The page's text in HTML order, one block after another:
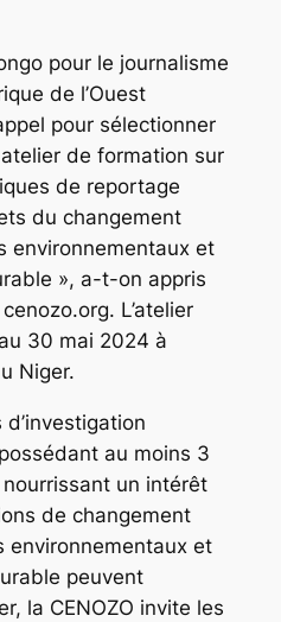
pour le journalisme
de l’Ouest
pour sélectionner
de formation sur
de reportage
du changement
environnementaux et
», a-t-on appris
L’atelier
30 mai 2024 à
Niger.
au moins 3
nourrissant un intérêt
de changement
environnementaux et
peuvent
la CENOZO invite les